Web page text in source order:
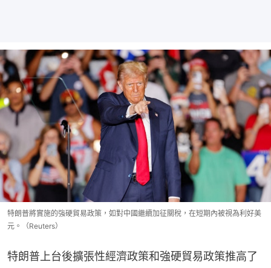
特朗普將實施的強硬貿易政策，如對中國繼續加征關稅，在短期內被視為利好美
元。（Reuters）
特朗普上台後擴張性經濟政策和強硬貿易政策推高了